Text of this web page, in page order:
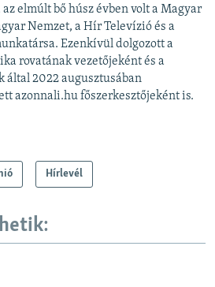
elmúlt bő húsz évben volt a Magyar
Nemzet, a Hír Televízió és a
Ezenkívül dolgozott a
rovatának vezetőjeként és a
által 2022 augusztusában
azonnali.hu főszerkesztőjeként is.
Hírlevél